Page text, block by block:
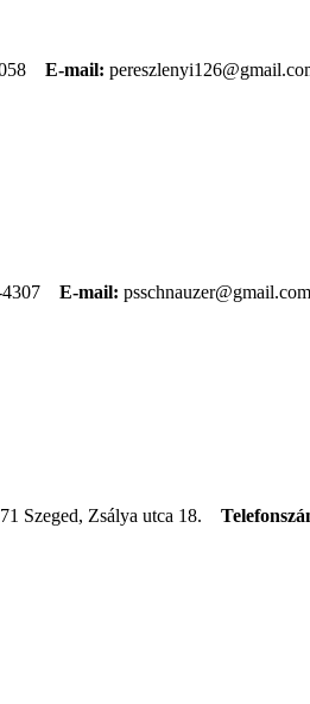
E-mail:
E-mail: psschnauzer@gmail.com
Szeged, Zsálya utca 18.